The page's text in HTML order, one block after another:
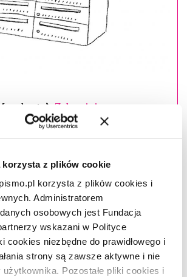
korzysta z plików cookie
korzysta z plików cookies i
Administratorem
osobowych jest Fundacja
wskazani w Polityce
cookies niezbędne do prawidłowego i
strony są zawsze aktywne i nie
Pozostałe pliki cookies i
konto? Zaloguj się
–(ur.1992), pisarz, publicysta.
się m.in. w „Newsweeku”, „Tygodniku
Polska”. Doktorant na Wydziale Prawa
Warszawskiego, autor artykułów
teorii prawa i filozofii polityki.